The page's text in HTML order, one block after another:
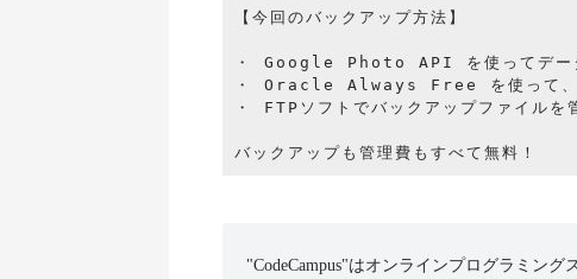
【今回のバックアップ方法】
・ Google Photo API を使ってデー
・ Oracle Always Free を使って、
・ FTPソフトでバックアップファイルを
"CodeCampus"はオンラインプログラミング